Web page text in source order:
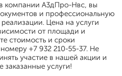
компании А3дПро-Нвс, вы
и профессиональную
Цена на услуги
от площади и
стоимость и сроки
+7 932 210-55-37. Не
участие в нашей акции и
заказанные услуги!